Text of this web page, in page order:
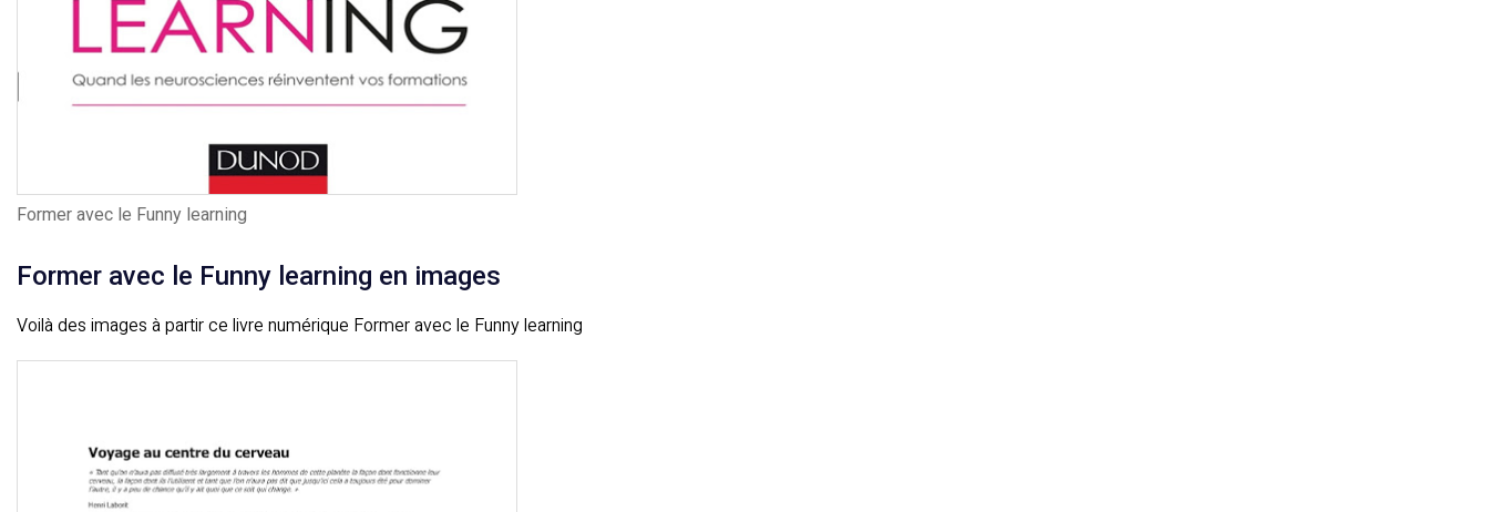
Former avec le Funny learning
Former avec le Funny learning en images
Voilà des images à partir ce livre numérique Former avec le Funny learning